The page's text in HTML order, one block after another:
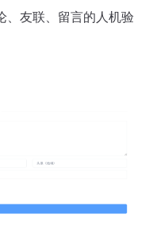
、友联、留言的人机验